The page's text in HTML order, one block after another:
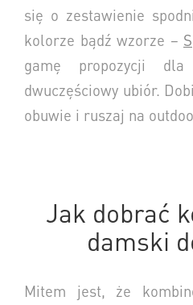
się o zestawienie
kolorze bądź wzorze –
gamę propozycji
dwuczęściowy ubiór.
obuwie i ruszaj na
Jak dobrać
damski
Mitem jest, że